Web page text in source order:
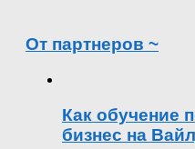
От партнеров ~
Как обучение
бизнес на